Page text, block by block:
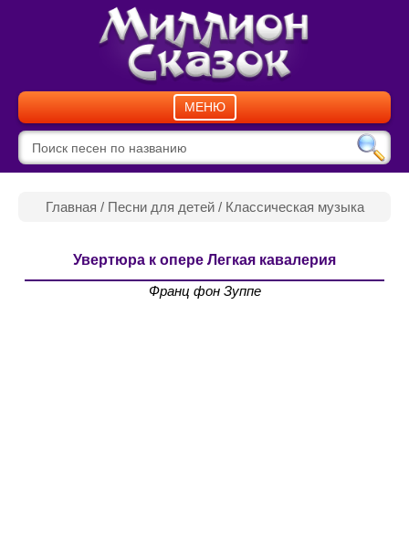
МЕНЮ
Главная / Песни для детей/ Классическая музыка
Увертюра к опере Легкая кавалерия
Франц фон Зуппе